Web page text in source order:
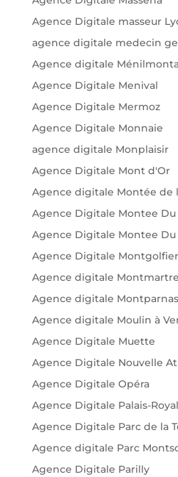
Agence Digitale masseur
agence digitale medecin
Agence digitale
Agence Digitale Menival
Agence Digitale Mermoz
Agence Digitale Monnaie
agence digitale Monplaisir
Agence Digitale Mont d'Or
Agence digitale Montée de
Agence Digitale Montee
Agence Digitale Montee
Agence Digitale Montgolfier
Agence digitale Montmartre
Agence digitale
Agence digitale Moulin à
Agence Digitale Muette
Agence Digitale Nouvelle
Agence Digitale Opéra
Agence Digitale Palais-Royal
Agence Digitale Parc de la
Agence digitale Parc
Agence Digitale Parilly